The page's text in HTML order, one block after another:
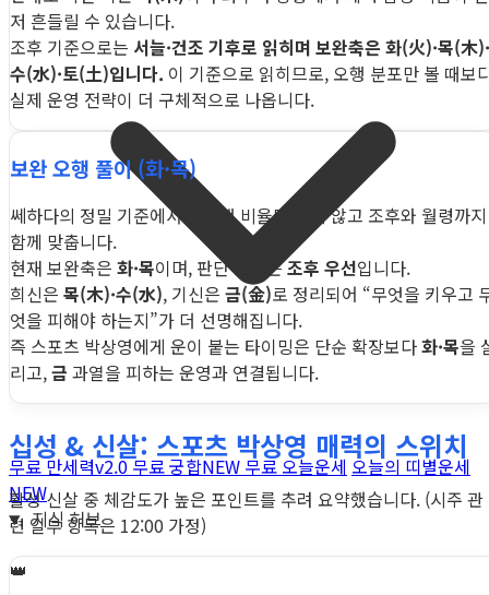
무료 만세력v2.0무료 궁합NEW 무료 오늘운세 오늘의 띠별운세
NEW
지식 허브
저 흔들릴 수 있습니다.
조후 기준으로는 서늘·건조 기후로 읽히며 보완축은 화(火)·목(木)·
수(水)·토(土)입니다. 이 기준으로 읽히므로, 오행 분포만 볼 때보
실제 운영 전략이 더 구체적으로 나옵니다.
보완 오행 풀이 (화·목)
쎄하다의 정밀 기준에서는 오행 비율만 보지 않고 조후와 월령까지
함께 맞춥니다.
현재 보완축은 화·목이며, 판단 소스는조후 우선입니다.
희신은 목(木)·수(水), 기신은 금(金)로 정리되어 “무엇을 키우고
엇을 피해야 하는지”가 더 선명해집니다.
즉 스포츠 박상영에게 운이 붙는 타이밍은 단순 확장보다화·목을
리고,금 과열을 피하는 운영과 연결됩니다.
십성 & 신살: 스포츠 박상영 매력의 스위치
활성 신살 중 체감도가 높은 포인트를 추려 요약했습니다. (시주 관
련 일부 항목은 12:00 가정)
👑